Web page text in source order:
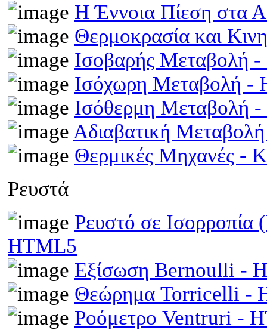
Η Έννοια Πίεση στα
Θερμοκρασία και
Ισοβαρής Μεταβολή
Ισόχωρη Μεταβολή -
Ισόθερμη Μεταβολή
Αδιαβατική
Θερμικές Μηχανές -
Ρευστά
Ρευστό σε Ισορροπία
HTML5
Εξίσωση Bernoulli -
Θεώρημα Torricelli -
Ροόμετρο Ventruri -